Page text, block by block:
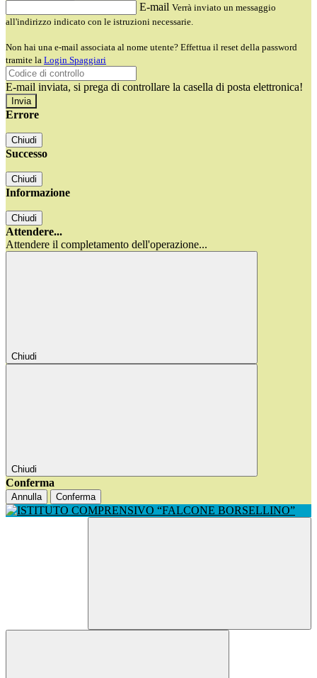
E-mail Verrà inviato un messaggio
all'indirizzo indicato con le istruzioni necessarie.
Non hai una e-mail associata al nome utente? Effettua il reset della password
tramite la Login Spaggiari
E-mail inviata, si prega di controllare la casella di posta elettronica!
Errore
Chiudi
Successo
Chiudi
Informazione
Chiudi
Attendere...
Attendere il completamento dell'operazione...
Chiudi
Chiudi
Conferma
Annulla Conferma